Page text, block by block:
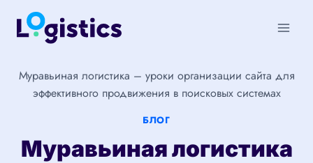
Перейти
Муравьиная логистика – уроки организации сайта для
эффективного продвижения в поисковых системах
БЛОГ
Муравьиная логистика